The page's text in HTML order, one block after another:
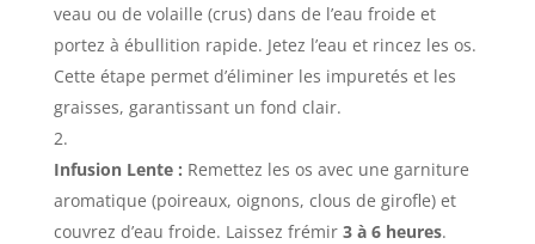
veau ou de volaille (crus) dans de l’eau froide et
portez à ébullition rapide. Jetez l’eau et rincez les os.
Cette étape permet d’éliminer les impuretés et les
graisses, garantissant un fond clair.
Infusion Lente : Remettez les os avec une garniture
aromatique (poireaux, oignons, clous de girofle) et
couvrez d’eau froide. Laissez frémir 3 à 6 heures.